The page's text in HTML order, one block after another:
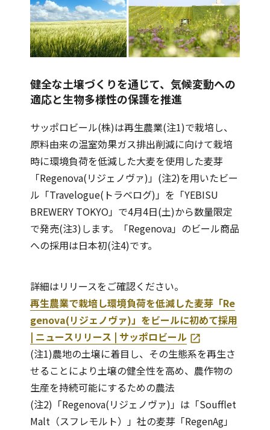
健全な土壌づくりを通じて、気候変動への
適応と生物多様性の保護を推進
サッポロビール(株)は再生農業(注1)で栽培し、
原料由来の温室効果ガス排出削減に向けて栽培
時に環境負荷を低減した大麦を使用した麦芽
「Regenova(リジェノヴァ)」(注2)を用いたビー
ル「Travelogue(トラベログ)」を「YEBISU
BREWERY TOKYO」で4月4日(土)から数量限定
で発売(注3)します。「Regenova」のビール商品
への採用は日本初(注4)です。
詳細はリリースをご確認ください。
再生農業で栽培し環境負荷を低減した麦芽「Re
genova(リジェノヴァ)」をビールに初めて採用
| ニュースリリース | サッポロビール
(注1)農地の土壌に着目し、その生態系を再生さ
せることにより土壌の健全性を高め、農作物の
生産を持続可能にするための農法
(注2)「Regenova(リジェノヴァ)」は「Soufflet
Malt（スフレモルト）」社の麦芽「RegenAg」